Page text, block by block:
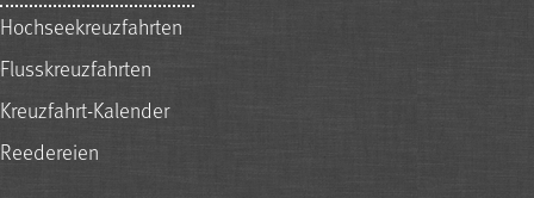
Hochseekreuzfahrten
Flusskreuzfahrten
Kreuzfahrt-Kalender
Reedereien